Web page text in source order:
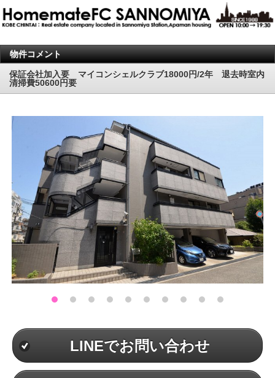
物件コメント
保証会社加入要 マイコンシェルクラブ18000円/2年 退去時室内
清掃費50600円要
LINEでお問い合わせ